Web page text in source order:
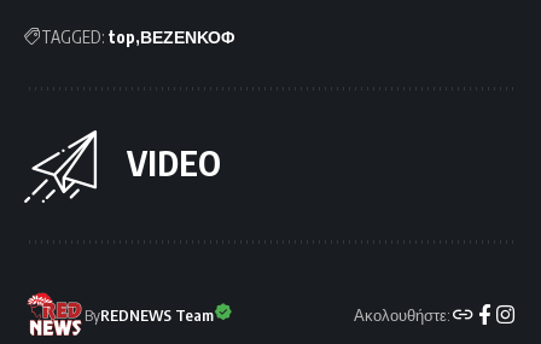
TAGGED: top ΒΕΖΕΝΚΟΦ
VIDEO
ByREDNEWS Team Ακολουθήστε: